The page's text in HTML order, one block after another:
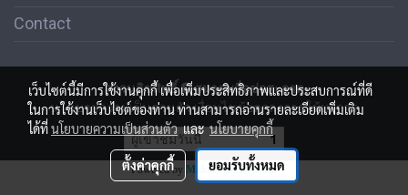
Contact
สงวนลิขสิทธิ์ © สมาคมสื่อช่อสะอาด
นโนบายความเป็นส่วนตัว เงื่อนไขข้อตกลงการใช้บริการ
ผู้เข้าชมวันนี้ 1
Powered by MakeWebEasy.com
เว็บไซต์นี้มีการใช้งานคุกกี้ เพื่อเพิ่มประสิทธิภาพและประสบการณ์ที่ดี
ในการใช้งานเว็บไซต์ของท่าน ท่านสามารถอ่านรายละเอียดเพิ่มเติม
ได้ที่นโยบายความเป็นส่วนตัวและนโยบายคุกกี้
ตั้งค่าคุกกี้ ยอมรับทั้งหมด